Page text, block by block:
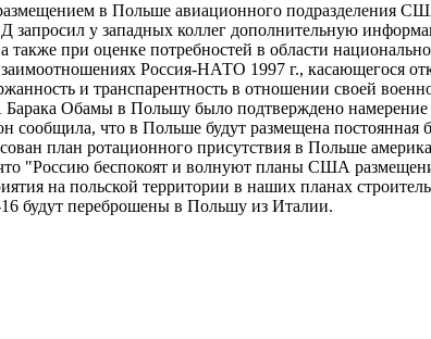
в Польше авиационного подразделения
у западных коллег дополнительную
при оценке потребностей в области
Россия-НАТО 1997 г., касающегося
и транспарентность в отношении своей
Обамы в Польшу было подтверждено
что в Польше будут размещена
план ротационного присутствия в Польше
"Россию беспокоят и волнуют планы США
на польской территории в наших планах
16 будут переброшены в Польшу из Италии.